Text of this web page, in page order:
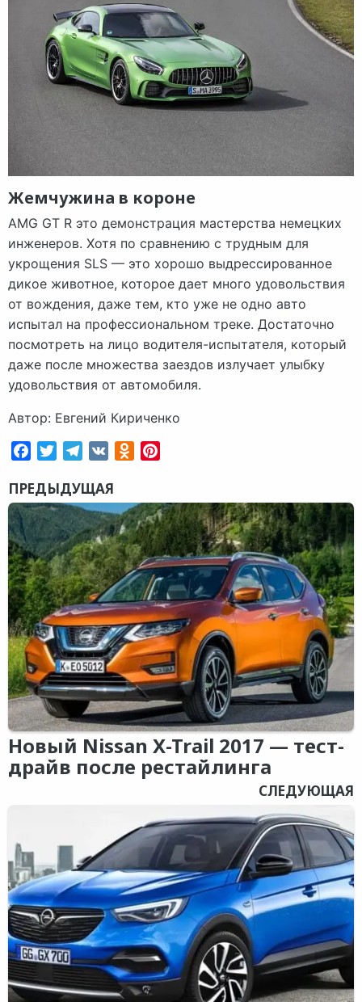
Жемчужина в короне
AMG GT R это демонстрация мастерства немецких
инженеров. Хотя по сравнению с трудным для
укрощения SLS — это хорошо выдрессированное
дикое животное, которое дает много удовольствия
от вождения, даже тем, кто уже не одно авто
испытал на профессиональном треке. Достаточно
посмотреть на лицо водителя-испытателя, который
даже после множества заездов излучает улыбку
удовольствия от автомобиля.
Автор: Евгений Кириченко
FacebookTwitterTelegram
VK Odnoklassniki
ПРЕДЫДУЩАЯ
Новый Nissan X-Trail 2017 — тест-
драйв после рестайлинга
СЛЕДУЮЩАЯ